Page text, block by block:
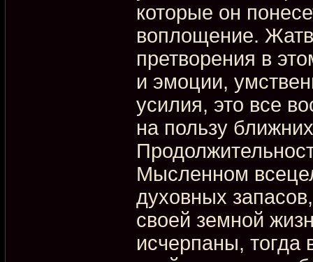
которые он
воплощение.
претворения в
и эмоции,
усилия, это все
на пользу
Мысленном
духовных
своей земной
исчерпаны, тогда